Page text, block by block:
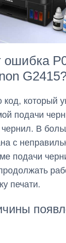
ошибка
который
подачи
В
с
подачи
печати.